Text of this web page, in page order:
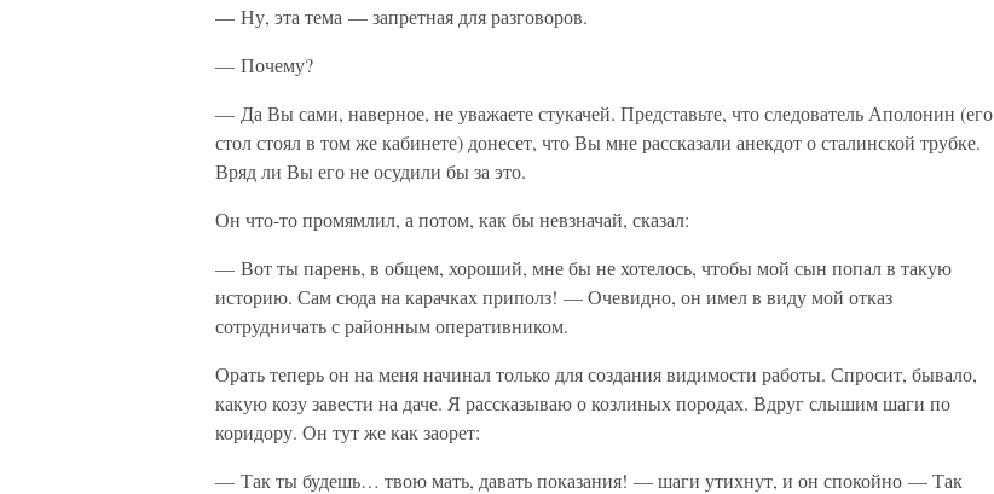
— Ну, эта тема — запретная для разговоров.
— Почему?
— Да Вы сами, наверное, не уважаете стукачей. Представьте, что следователь Аполонин (его
стол стоял в том же кабинете) донесет, что Вы мне рассказали анекдот о сталинской трубке.
Вряд ли Вы его не осудили бы за это.
Он что-то промямлил, а потом, как бы невзначай, сказал:
— Вот ты парень, в общем, хороший, мне бы не хотелось, чтобы мой сын попал в такую
историю. Сам сюда на карачках приполз! — Очевидно, он имел в виду мой отказ
сотрудничать с районным оперативником.
Орать теперь он на меня начинал только для создания видимости работы. Спросит, бывало,
какую козу завести на даче. Я рассказываю о козлиных породах. Вдруг слышим шаги по
коридору. Он тут же как заорет:
— Так ты будешь… твою мать, давать показания! — шаги утихнут, и он спокойно — Так